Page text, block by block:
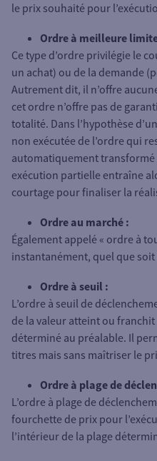
le prix souhaité pour
Ordre à meilleure
Ce type d’ordre privilégie le
un achat) ou de la demande
Autrement dit, il n’offre
cet ordre n’offre pas de
totalité. Dans l’hypothèse
non exécutée de l’ordre qui
automatiquement
exécution partielle entraîne
courtage pour finaliser la
Ordre au marché :
Également appelé « ordre à
instantanément, quel que
Ordre à seuil :
L’ordre à seuil de
de la valeur atteint ou
déterminé au préalable. Il
titres mais sans maîtriser le
Ordre à plage de
L’ordre à plage de
fourchette de prix pour
l’intérieur de la plage